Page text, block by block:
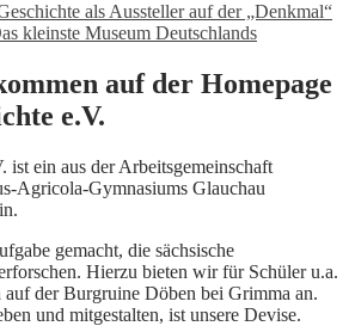
als Aussteller auf der „Denkmal“
kleinste Museum Deutschlands
auf der Homepage
e.V.
ist ein aus der Arbeitsgemeinschaft
Agricola-Gymnasiums Glauchau
gemacht, die sächsische
Hierzu bieten wir für Schüler u.a.
der Burgruine Döben bei Grimma an.
und mitgestalten, ist unsere Devise.